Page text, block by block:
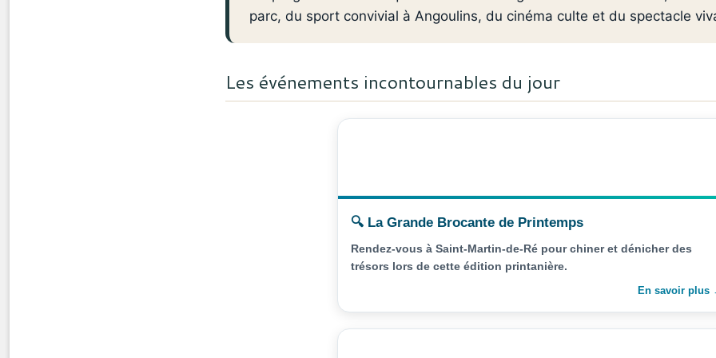
parc, du sport convivial à Angoulins, du cinéma culte et du spectacle
Les événements incontournables du jour
🔍 La Grande Brocante de Printemps
Rendez-vous à Saint-Martin-de-Ré pour chiner et dénicher des
trésors lors de cette édition printanière.
En savoir plus